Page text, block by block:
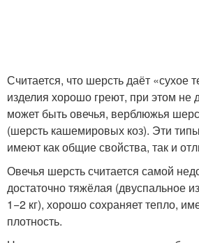
Считается, что шерсть даёт «сухое
изделия хорошо греют, при этом не
может быть овечья, верблюжья
(шерсть кашемировых коз). Эти
имеют как общие свойства, так и
Овечья шерсть считается самой
достаточно тяжёлая (двуспальное
1−2 кг), хорошо сохраняет тепло,
плотность.